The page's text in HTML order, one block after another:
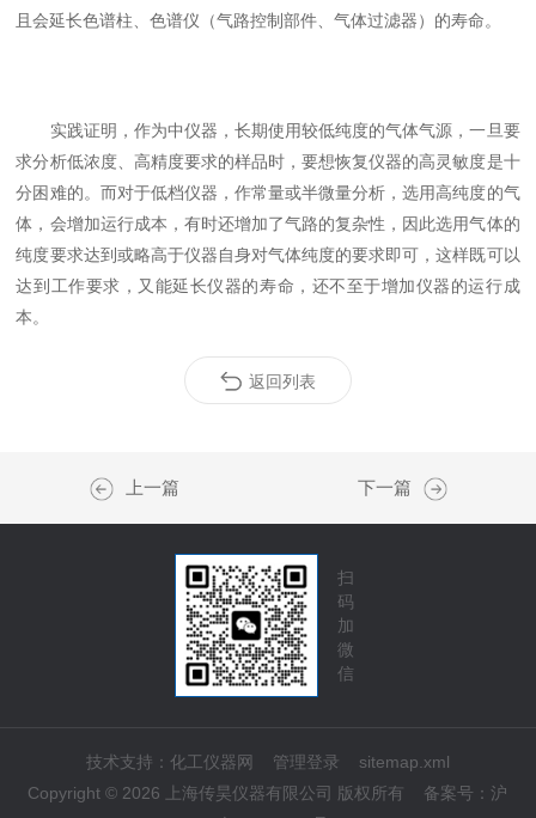
且会延长色谱柱、色谱仪（气路控制部件、气体过滤器）的寿命。
实践证明，作为中仪器，长期使用较低纯度的气体气源，一旦要
求分析低浓度、高精度要求的样品时，要想恢复仪器的高灵敏度是十
分困难的。而对于低档仪器，作常量或半微量分析，选用高纯度的气
体，会增加运行成本，有时还增加了气路的复杂性，因此选用气体的
纯度要求达到或略高于仪器自身对气体纯度的要求即可，这样既可以
达到工作要求，又能延长仪器的寿命，还不至于增加仪器的运行成
本。
返回列表
上一篇 下一篇
扫
码
加
微
信
技术支持： 化工仪器网 管理登录
sitemap.xml
Copyright © 2026 上海传昊仪器有限公司 版权所有 备案号：沪